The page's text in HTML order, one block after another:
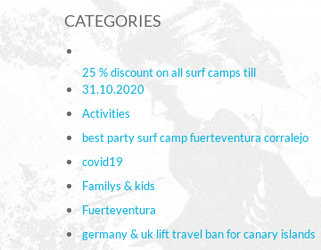
CATEGORIES
25 % discount on all surf camps till
31.10.2020
Activities
best party surf camp fuerteventura corralejo
covid19
Familys & kids
Fuerteventura
germany & uk lift travel ban for canary islands